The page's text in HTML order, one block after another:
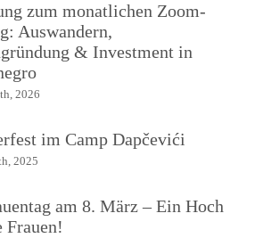
zum monatlichen Zoom-
Auswandern,
& Investment in
2026
im Camp Dapčevići
2025
am 8. März – Ein Hoch
Frauen!